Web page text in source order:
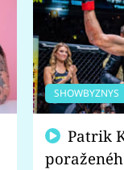
SHOWBYZNYS